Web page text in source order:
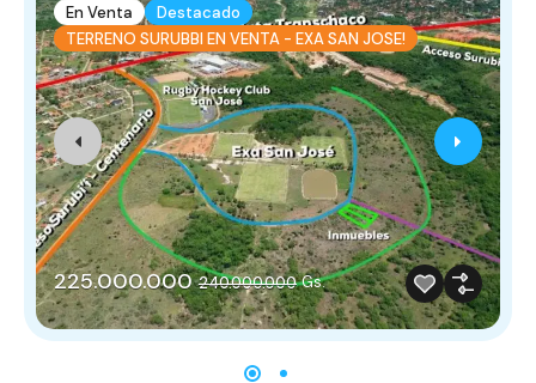
En Venta
Destacado
TERRENO SURUBBI EN VENTA - EXA SAN JOSE!
225.000.000 240.000.000 Gs.